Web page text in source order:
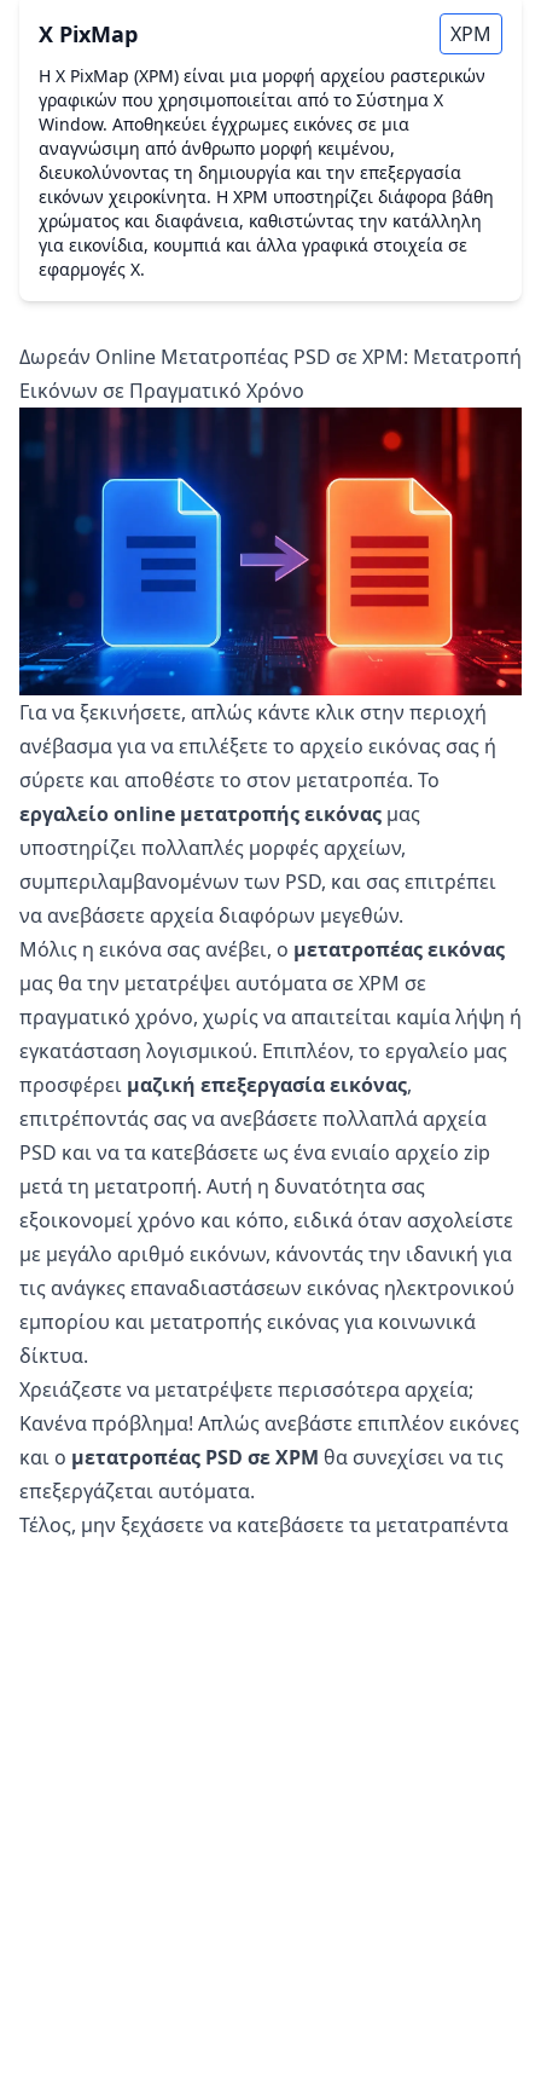
X PixMap XPM
Η X PixMap (XPM) είναι μια μορφή αρχείου ραστερικών
γραφικών που χρησιμοποιείται από το Σύστημα X
Window. Αποθηκεύει έγχρωμες εικόνες σε μια
αναγνώσιμη από άνθρωπο μορφή κειμένου,
διευκολύνοντας τη δημιουργία και την επεξεργασία
εικόνων χειροκίνητα. Η XPM υποστηρίζει διάφορα βάθη
χρώματος και διαφάνεια, καθιστώντας την κατάλληλη
για εικονίδια, κουμπιά και άλλα γραφικά στοιχεία σε
εφαρμογές X.
Δωρεάν Online Μετατροπέας PSD σε XPM: Μετατροπή
Εικόνων σε Πραγματικό Χρόνο
Για να ξεκινήσετε, απλώς κάντε κλικ στην περιοχή
ανέβασμα για να επιλέξετε το αρχείο εικόνας σας ή
σύρετε και αποθέστε το στον μετατροπέα. Το
εργαλείο online μετατροπής εικόνας μας
υποστηρίζει πολλαπλές μορφές αρχείων,
συμπεριλαμβανομένων των PSD, και σας επιτρέπει
να ανεβάσετε αρχεία διαφόρων μεγεθών.
Μόλις η εικόνα σας ανέβει, ο μετατροπέας εικόνας
μας θα την μετατρέψει αυτόματα σε XPM σε
πραγματικό χρόνο, χωρίς να απαιτείται καμία λήψη ή
εγκατάσταση λογισμικού. Επιπλέον, το εργαλείο μας
προσφέρει μαζική επεξεργασία εικόνας,
επιτρέποντάς σας να ανεβάσετε πολλαπλά αρχεία
PSD και να τα κατεβάσετε ως ένα ενιαίο αρχείο zip
μετά τη μετατροπή. Αυτή η δυνατότητα σας
εξοικονομεί χρόνο και κόπο, ειδικά όταν ασχολείστε
με μεγάλο αριθμό εικόνων, κάνοντάς την ιδανική για
τις ανάγκες επαναδιαστάσεων εικόνας ηλεκτρονικού
εμπορίου και μετατροπής εικόνας για κοινωνικά
δίκτυα.
Χρειάζεστε να μετατρέψετε περισσότερα αρχεία;
Κανένα πρόβλημα! Απλώς ανεβάστε επιπλέον εικόνες
και ο μετατροπέας PSD σε XPM θα συνεχίσει να τις
επεξεργάζεται αυτόματα.
Τέλος, μην ξεχάσετε να κατεβάσετε τα μετατραπέντα